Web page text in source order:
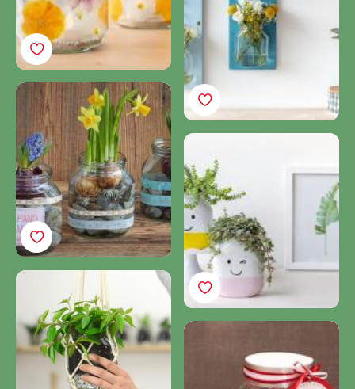
Tavaszváró üveg
Nutella® üvegből
mosolygós vázát
növényeinek?
Készítsen meseszép
függő virágtartót üres
Nutella® üvegből!
szépségüveg